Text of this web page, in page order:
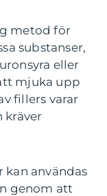
metod för
substanser,
eller
mjuka upp
fillers varar
kräver
kan användas
genom att